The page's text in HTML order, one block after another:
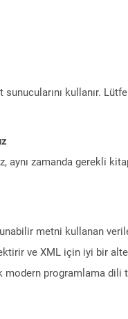
kullanır.
zamanda gerekli
metni kullanan
ve XML için iyi bir
modern programlama dili